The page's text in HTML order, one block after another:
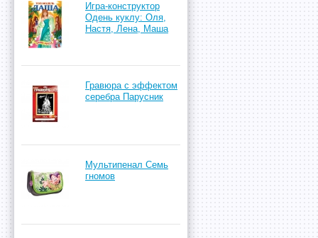
Игра-конструктор
Одень куклу: Оля,
Настя, Лена, Маша
Гравюра с эффектом
серебра Парусник
Мультипенал Семь
гномов